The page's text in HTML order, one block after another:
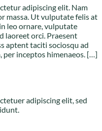
adipiscing elit. Nam
massa. Ut vulputate felis at
leo ornare, vulputate
laoreet orci. Praesent
aptent taciti sociosqu ad
inceptos himenaeos. […]
adipiscing elit, sed